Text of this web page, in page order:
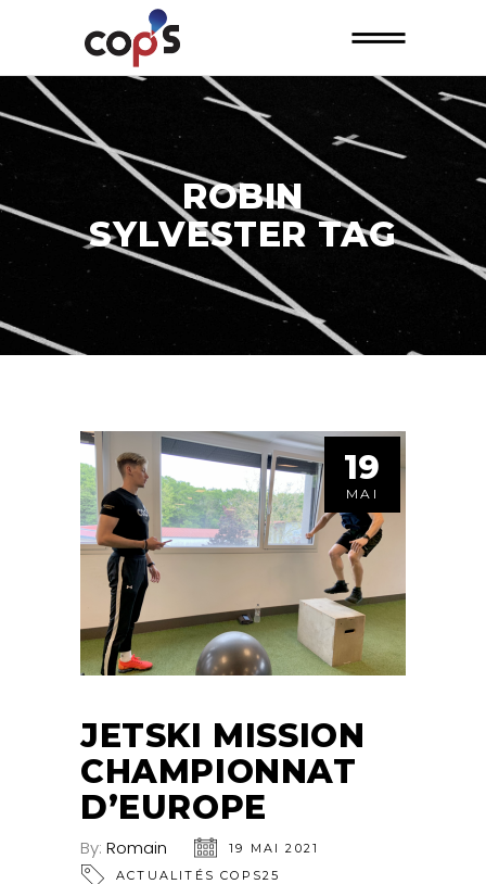
ROBIN
SYLVESTER TAG
19
MAI
JETSKI MISSION
CHAMPIONNAT
D’EUROPE
By: Romain
19 MAI 2021
ACTUALITÉS COPS25